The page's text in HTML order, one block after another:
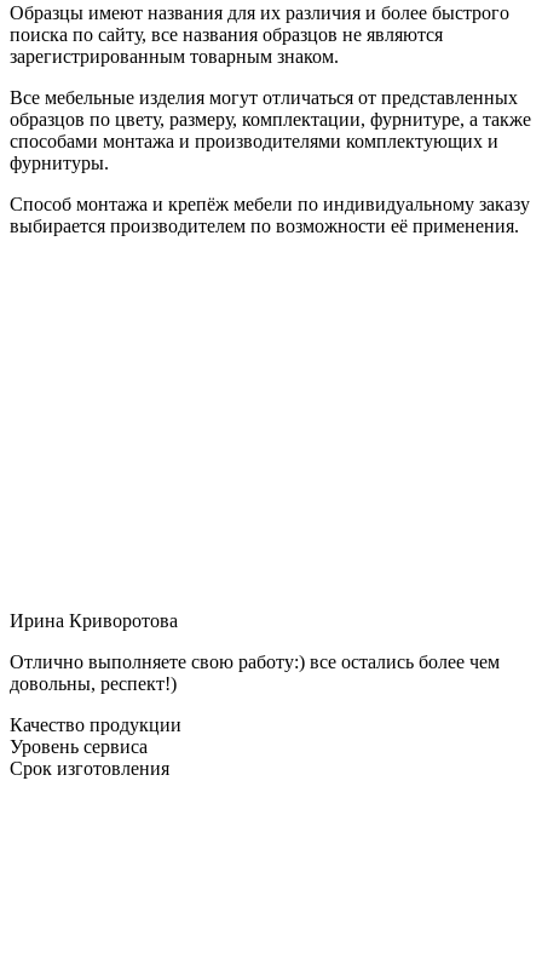
Образцы имеют названия для их различия и более быстрого
поиска по сайту, все названия образцов не являются
зарегистрированным товарным знаком.
Все мебельные изделия могут отличаться от представленных
образцов по цвету, размеру, комплектации, фурнитуре, а также
способами монтажа и производителями комплектующих и
фурнитуры.
Способ монтажа и крепёж мебели по индивидуальному заказу
выбирается производителем по возможности её применения.
Ирина Криворотова
Отлично выполняете свою работу:) все остались более чем
довольны, респект!)
Качество продукции
Уровень сервиса
Срок изготовления